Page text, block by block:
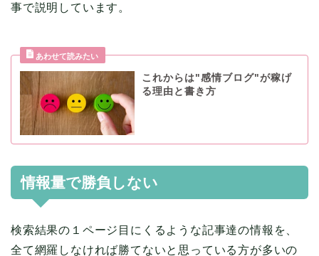
事で説明しています。
これからは"感情ブログ"が稼げ
る理由と書き方
情報量で勝負しない
検索結果の１ページ目にくるような記事達の情報を、
全て網羅しなければ勝てないと思っている方が多いの